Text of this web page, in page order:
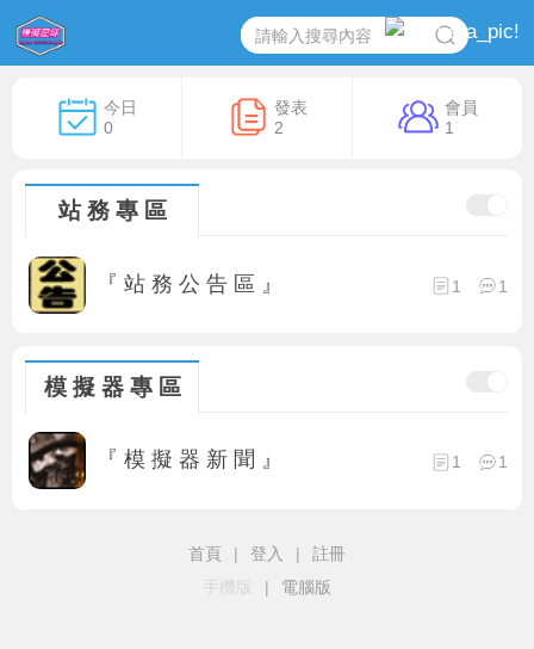
今日
0
發表
2
會員
1
站 務 專 區
『 站 務 公 告 區 』 1 1
模 擬 器 專 區
『 模 擬 器 新 聞 』 1 1
首頁 | 登入 |
註冊
手機版
| 電腦版